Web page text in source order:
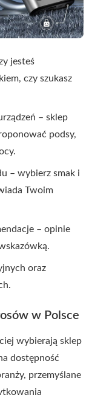
jesteś
czy szukasz
– sklep
podsy,
– wybierz smak i
Twoim
– opinie
oraz
w Polsce
wybierają sklep
dostępność
przemyślane